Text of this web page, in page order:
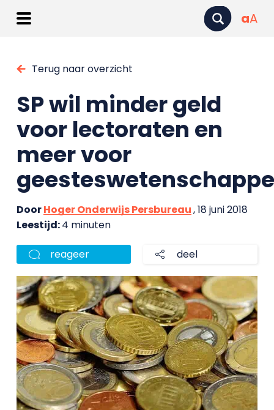
aA
Terug naar overzicht
SP wil minder geld
voor lectoraten en
meer voor
DoorHoger Onderwijs Persbureau, 18 juni 2018
Leestijd:4 minuten
reageer deel